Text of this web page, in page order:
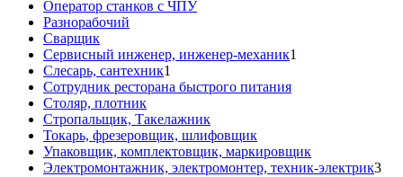
Оператор станков с ЧПУ
Разнорабочий
Сварщик
Сервисный инженер, инженер-механик1
Слесарь, сантехник1
Сотрудник ресторана быстрого питания
Столяр, плотник
Стропальщик, Такелажник
Токарь, фрезеровщик, шлифовщик
Упаковщик, комплектовщик, маркировщик
Электромонтажник, электромонтер, техник-электрик3